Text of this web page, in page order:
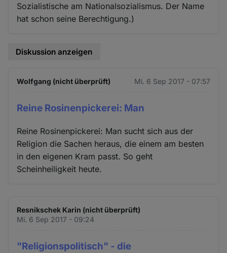
Sozialistische am Nationalsozialismus. Der Name
hat schon seine Berechtigung.)
Diskussion anzeigen
Wolfgang (nicht überprüft) Mi. 6 Sep 2017 - 07:57
Reine Rosinenpickerei: Man
Reine Rosinenpickerei: Man sucht sich aus der
Religion die Sachen heraus, die einem am besten
in den eigenen Kram passt. So geht
Scheinheiligkeit heute.
Resnikschek Karin (nicht überprüft)
Mi. 6 Sep 2017 - 09:24
"Religionspolitisch" - die